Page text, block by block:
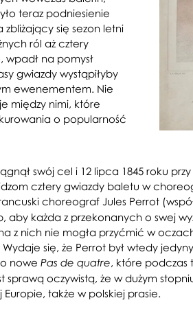
teraz podniesienie
się sezon letni
ról aż cztery
na pomysł
gwiazdy wystąpiłyby
ewenementem. Nie
między nimi, które
o popularność
swój cel i 12 lipca 1845 roku
cztery gwiazdy baletu w
choreograf Jules Perrot
każda z przekonanych o swej
z nich nie mogła przyćmić w
Wydaje się, że Perrot był wtedy
nowe Pas de quatre, które podczas
oczywistą, że w dużym
także w polskiej prasie.